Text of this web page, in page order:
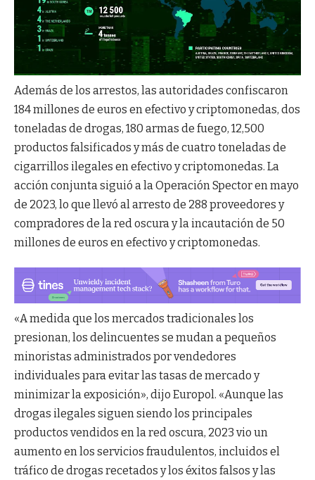
Además de los arrestos, las autoridades confiscaron
184 millones de euros en efectivo y criptomonedas, dos
toneladas de drogas, 180 armas de fuego, 12,500
productos falsificados y más de cuatro toneladas de
cigarrillos ilegales en efectivo y criptomonedas. La
acción conjunta siguió a la Operación Spector en mayo
de 2023, lo que llevó al arresto de 288 proveedores y
compradores de la red oscura y la incautación de 50
millones de euros en efectivo y criptomonedas.
«A medida que los mercados tradicionales los
presionan, los delincuentes se mudan a pequeños
minoristas administrados por vendedores
individuales para evitar las tasas de mercado y
minimizar la exposición», dijo Europol. «Aunque las
drogas ilegales siguen siendo los principales
productos vendidos en la red oscura, 2023 vio un
aumento en los servicios fraudulentos, incluidos el
tráfico de drogas recetados y los éxitos falsos y las